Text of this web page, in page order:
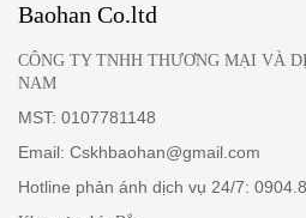
Baohan Co.ltd
CÔNG TY TNHH THƯƠNG MẠI VÀ
NAM
MST: 0107781148
Email: Cskhbaohan@gmail.com
Hotline phản ánh dịch vụ 24/7: